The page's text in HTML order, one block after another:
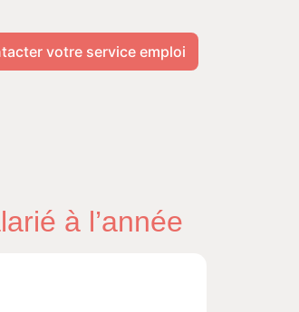
votre service emploi
à l’année